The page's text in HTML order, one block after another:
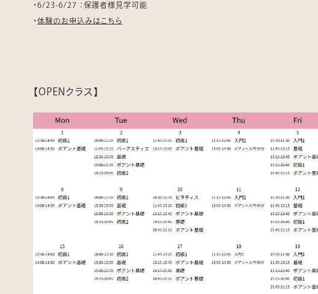
・6/23-6/27 ：保護者様見学可能
・体験のお申込みはこちら
【OPENクラス】